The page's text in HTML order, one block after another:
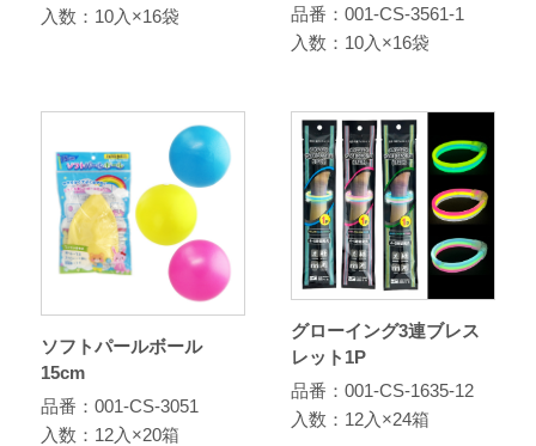
入数：10入×16袋
品番：001-CS-3561-1
入数：10入×16袋
ソフトパールボール
15cm
品番：001-CS-3051
入数：12入×20箱
グローイング3連ブレス
レット1P
品番：001-CS-1635-12
入数：12入×24箱